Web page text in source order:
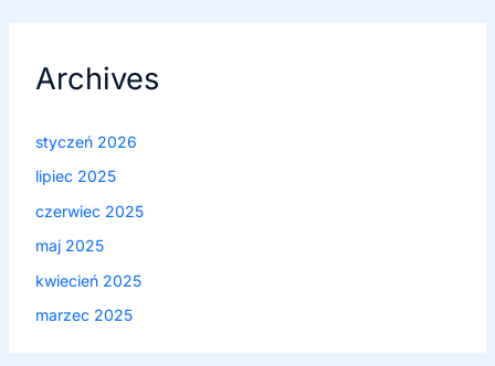
Archives
styczeń 2026
lipiec 2025
czerwiec 2025
maj 2025
kwiecień 2025
marzec 2025